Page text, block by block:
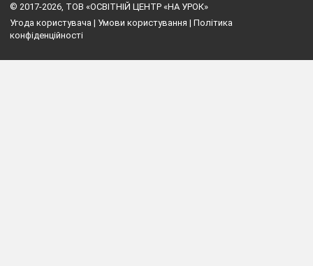
© 2017-2026, ТОВ «ОСВІТНІЙ ЦЕНТР «НА УРОК»
Угода користувача | Умови користування | Політика
конфіденційності